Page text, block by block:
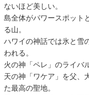
ないほど美しい。
島全体がパワースポット
る山。
ハワイの神話では氷と雪
われる。
火の神「ペレ」のライバ
天の神「ワケア」を父、
た最高の聖地。